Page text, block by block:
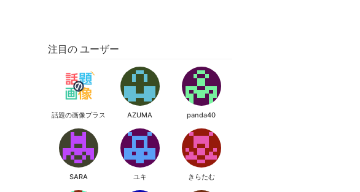
注目の ユーザー
話題の画像プラス AZUMA panda40
SARA ユキ きらたむ